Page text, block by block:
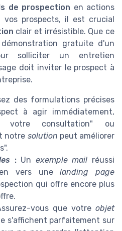
de prospection en actions
prospects, il est crucial
clair et irrésistible. Que ce
gratuite d'un
solliciter un entretien
doit inviter le prospect à
des formulations précises
à agir immédiatement,
votre consultation" ou
notre solution peut améliorer
:Un exemple mail réussi
vers unelanding page
qui offre encore plus
vous que votreobjet
s'affichent parfaitement sur